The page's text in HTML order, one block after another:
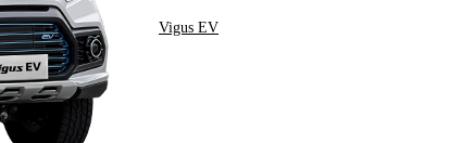
Vigus EV